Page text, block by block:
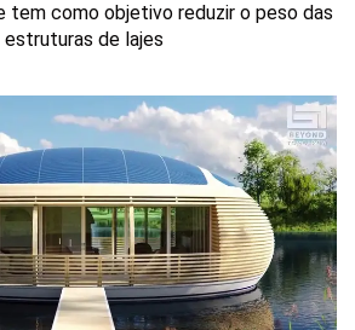
tem como objetivo reduzir o peso das
estruturas de lajes